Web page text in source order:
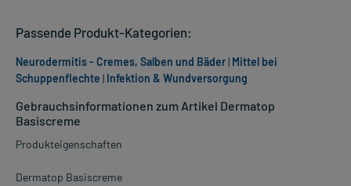
Gebrauchsinformationen zum Artikel Dermatop
Basiscreme
Produkteigenschaften
Dermatop Basiscreme
Passende Produkt-Kategorien:
Neurodermitis - Cremes, Salben und Bäder| Mittel bei
Schuppenflechte | Infektion & Wundversorgung